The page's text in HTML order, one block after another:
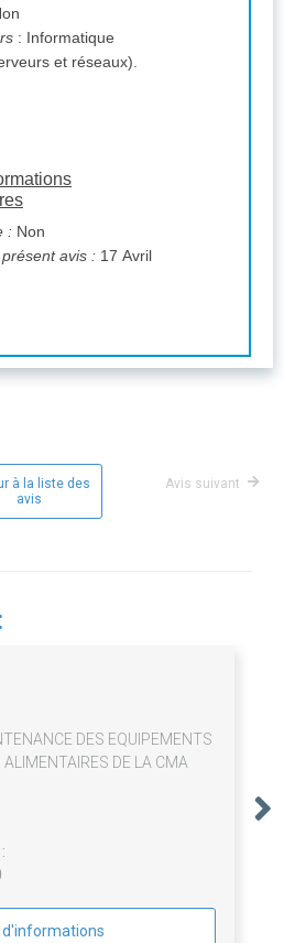
: Informatique
et réseaux).
: Non
avis : 17 Avril
à la liste des
avis
Avis suivant
DES EQUIPEMENTS
ALIMENTAIRES DE LA CMA
d'informations